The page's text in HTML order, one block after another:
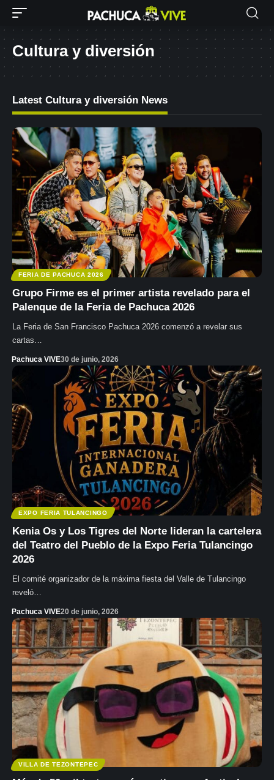
Cultura y diversión
Latest Cultura y diversión News
FERIA DE PACHUCA 2026
Grupo Firme es el primer artista revelado para el
Palenque de la Feria de Pachuca 2026
La Feria de San Francisco Pachuca 2026 comenzó a revelar sus
cartas…
Pachuca VIVE30 de junio, 2026
EXPO FERIA TULANCINGO
Kenia Os y Los Tigres del Norte lideran la cartelera
del Teatro del Pueblo de la Expo Feria Tulancingo
2026
El comité organizador de la máxima fiesta del Valle de Tulancingo
reveló…
Pachuca VIVE20 de junio, 2026
VILLA DE TEZONTEPEC